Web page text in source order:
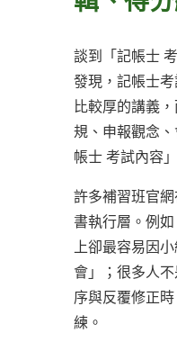
談到「記帳士
發現，記帳士
比較厚的講義
規、申報觀念
帳士 考試內容
許多補習班官
書執行層。例
上卻最容易因
會」；很多人
序與反覆修正
練。